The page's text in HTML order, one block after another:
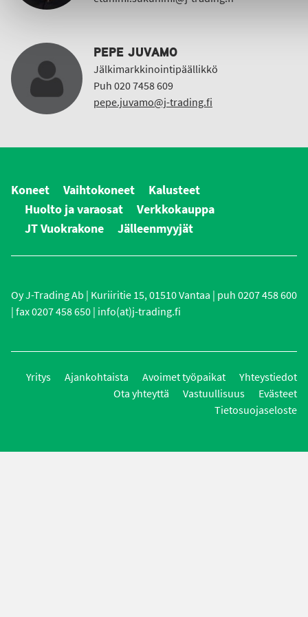
PEPE JUVAMO
Jälkimarkkinointipäällikkö
Puh 020 7458 609
pepe.juvamo@j-trading.fi
Koneet Vaihtokoneet
Kalusteet
Huolto ja varaosat
Verkkokauppa
JT Vuokrakone
Jälleenmyyjät
Oy J-Trading Ab | Kuriiritie 15, 01510 Vantaa | puh 0207 458 600
| fax 0207 458 650 | info(at)j-trading.fi
Yritys Ajankohtaista Avoimet työpaikat
Yhteystiedot
Ota yhteyttä
Vastuullisuus
Evästeet
Tietosuojaseloste